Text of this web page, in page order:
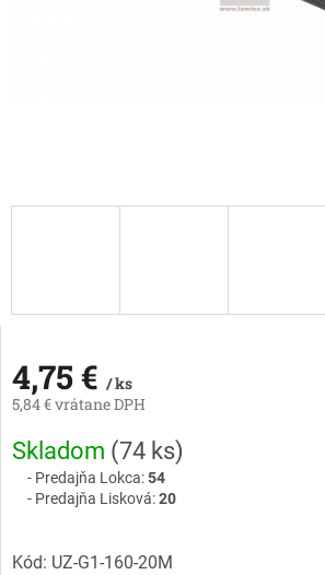
4,75 € / ks
5,84 € vrátane DPH
Jednotková
cena:
Skladom (74 ks)
Predajňa Lokca:54
Predajňa Lisková:20
Kód: UZ-G1-160-20M